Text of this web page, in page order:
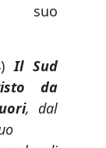
suo
Il Sud
da
, dal